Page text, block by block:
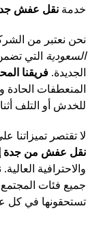
خدمةنقل عفش
نحن نعتبر من
السعودية التي
الجديدة.فريقنا
المنعطفات
للخدش أو التلف
لا تقتصر
نقل عفش من جدة
والاحترافية
جميع فئات
تستحقونها في كل